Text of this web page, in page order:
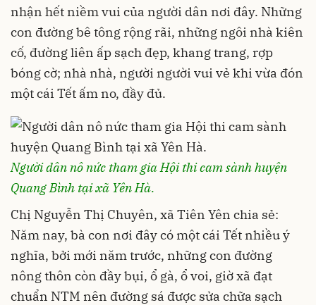
nhận hết niềm vui của người dân nơi đây. Những
con đường bê tông rộng rãi, những ngôi nhà kiên
cố, đường liên ấp sạch đẹp, khang trang, rợp
bóng cờ; nhà nhà, người người vui vẻ khi vừa đón
một cái Tết ấm no, đầy đủ.
Người dân nô nức tham gia Hội thi cam sành huyện
Quang Bình tại xã Yên Hà.
Chị Nguyễn Thị Chuyên, xã Tiên Yên chia sẻ:
Năm nay, bà con nơi đây có một cái Tết nhiều ý
nghĩa, bởi mới năm trước, những con đường
nông thôn còn đầy bụi, ổ gà, ổ voi, giờ xã đạt
chuẩn NTM nên đường sá được sửa chữa sạch